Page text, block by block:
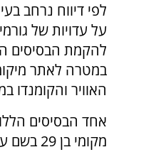
לפי דיווח נרחב
על עדויות של
במטרה לאתר
האוויר והקומנדו
אחד הבסיסים
מקומי בן 29 בשם עוואד אל-שאמרי נתקל באתר באקראי במהלך נסיעה.